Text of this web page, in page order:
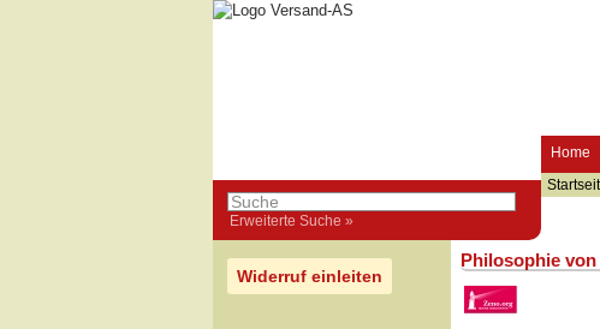
Home
Erweiterte Suche »
Widerruf einleiten
Philosophie